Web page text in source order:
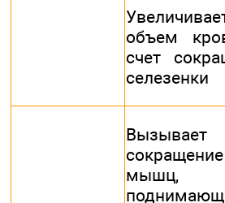
объем
счет
селезенки
Вызывает
сокращение
мышц,